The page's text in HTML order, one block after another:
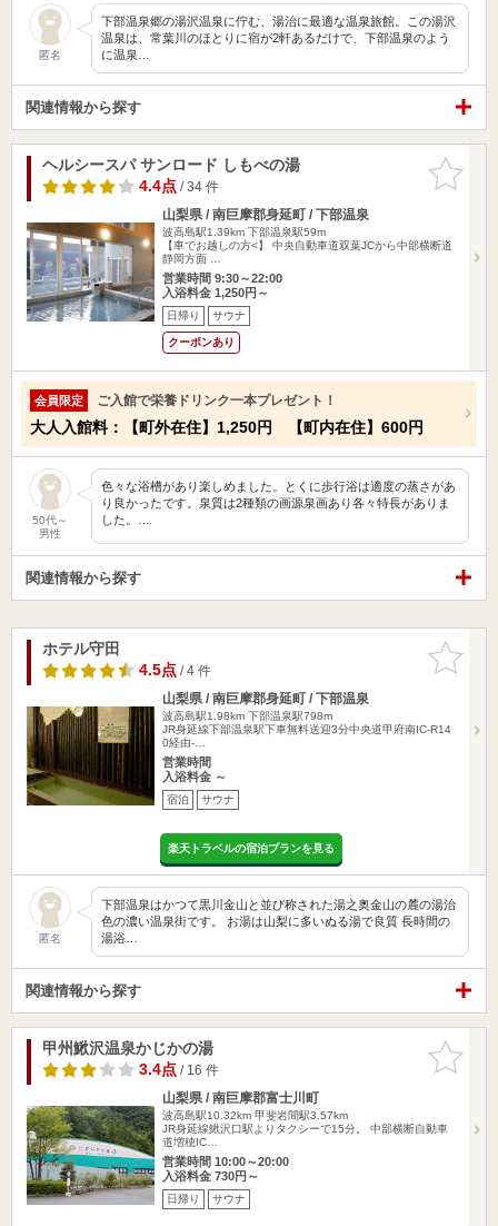
匿名
下部温泉郷の湯沢温泉に佇む、湯治に最適な温泉旅館。この湯沢
温泉は、常葉川のほとりに宿が2軒あるだけで、下部温泉のよう
に温泉…
関連情報から探す
お気に入
りに追加
ヘルシースパ サンロード しもべの湯
4.4点/ 34 件
山梨県 / 南巨摩郡身延町 / 下部温泉
波高島駅1.39km 下部温泉駅59m
【車でお越しの方<】 中央自動車道双葉JCから中部横断道
静岡方面 …
営業時間 9:30～22:00
入浴料金 1,250円～
日帰り サウナ
クーポンあり
会員限定 ご入館で栄養ドリンク一本プレゼント！
大人入館料：【町外在住】1,250円 【町内在住】600円
50代～
男性
色々な浴槽があり楽しめました。とくに歩行浴は適度の蒸さがあ
り良かったです。泉質は2種類の画源泉画あり各々特長がありま
した。…
関連情報から探す
お気に入
りに追加
ホテル守田
4.5点/ 4 件
山梨県 / 南巨摩郡身延町 / 下部温泉
波高島駅1.98km 下部温泉駅798m
JR身延線下部温泉駅下車無料送迎3分中央道甲府南IC-R14
0経由-…
営業時間
入浴料金 ～
宿泊 サウナ
楽天トラベルの宿泊プランを見る
匿名
下部温泉はかつて黒川金山と並び称された湯之奥金山の麓の湯治
色の濃い温泉街です。 お湯は山梨に多いぬる湯で良質 長時間の
湯浴…
関連情報から探す
お気に入
りに追加
甲州鰍沢温泉かじかの湯
3.4点/ 16 件
山梨県 / 南巨摩郡富士川町
波高島駅10.32km 甲斐岩間駅3.57km
JR身延線鰍沢口駅よりタクシーで15分。 中部横断自動車
道増穂IC…
営業時間 10:00～20:00
入浴料金 730円～
日帰り サウナ